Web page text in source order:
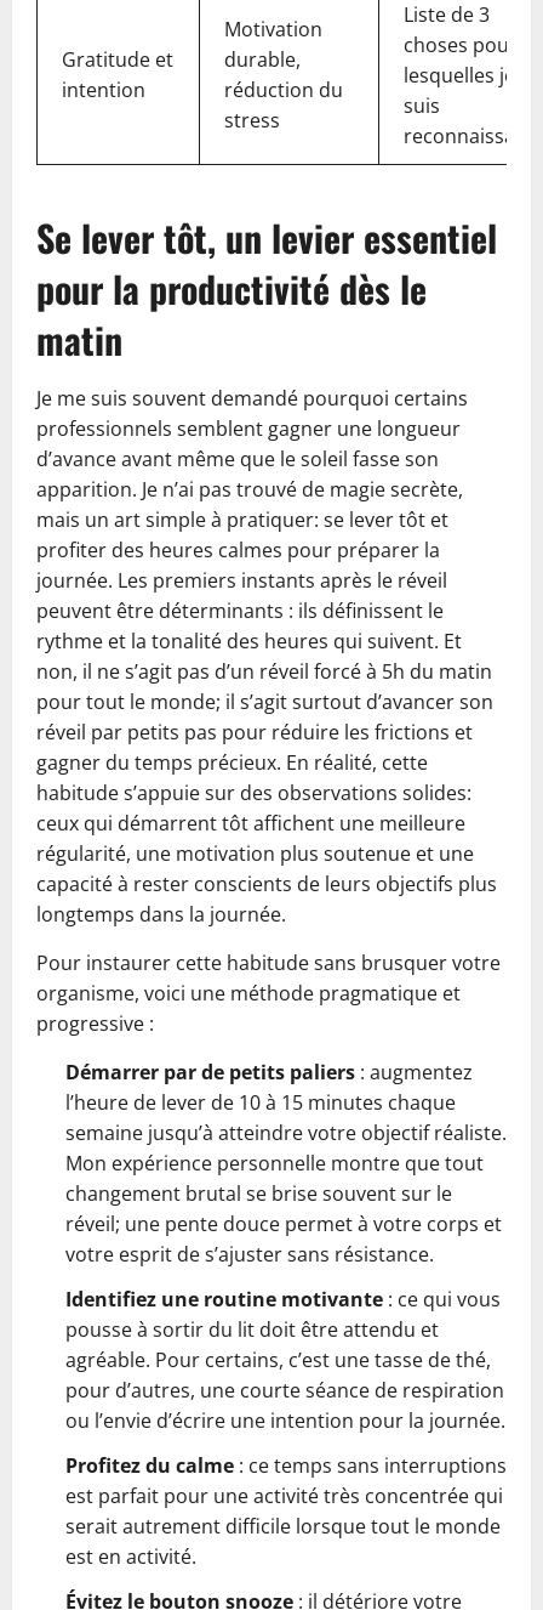
Gratitude et
intention
Motivation
durable,
réduction du
stress
Liste de 3
choses pour
lesquelles je
suis
reconnaissant
Se lever tôt, un levier essentiel
pour la productivité dès le
matin
Je me suis souvent demandé pourquoi certains
professionnels semblent gagner une longueur
d’avance avant même que le soleil fasse son
apparition. Je n’ai pas trouvé de magie secrète,
mais un art simple à pratiquer: se lever tôt et
profiter des heures calmes pour préparer la
journée. Les premiers instants après le réveil
peuvent être déterminants : ils définissent le
rythme et la tonalité des heures qui suivent. Et
non, il ne s’agit pas d’un réveil forcé à 5h du matin
pour tout le monde; il s’agit surtout d’avancer son
réveil par petits pas pour réduire les frictions et
gagner du temps précieux. En réalité, cette
habitude s’appuie sur des observations solides:
ceux qui démarrent tôt affichent une meilleure
régularité, une motivation plus soutenue et une
capacité à rester conscients de leurs objectifs plus
longtemps dans la journée.
Pour instaurer cette habitude sans brusquer votre
organisme, voici une méthode pragmatique et
progressive :
Démarrer par de petits paliers : augmentez
l’heure de lever de 10 à 15 minutes chaque
semaine jusqu’à atteindre votre objectif réaliste.
Mon expérience personnelle montre que tout
changement brutal se brise souvent sur le
réveil; une pente douce permet à votre corps et
votre esprit de s’ajuster sans résistance.
Identifiez une routine motivante : ce qui vous
pousse à sortir du lit doit être attendu et
agréable. Pour certains, c’est une tasse de thé,
pour d’autres, une courte séance de respiration
ou l’envie d’écrire une intention pour la journée.
Profitez du calme : ce temps sans interruptions
est parfait pour une activité très concentrée qui
serait autrement difficile lorsque tout le monde
est en activité.
Évitez le bouton snooze : il détériore votre